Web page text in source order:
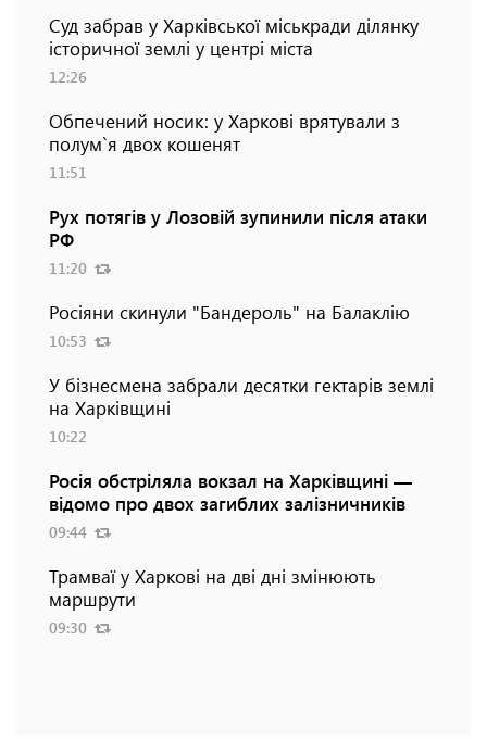
Суд забрав у Харківської міськради ділянку
історичної землі у центрі міста
12:26
Обпечений носик: у Харкові врятували з
полум`я двох кошенят
11:51
Рух потягів у Лозовій зупинили після атаки
РФ
11:20
Росіяни скинули "Бандероль" на Балаклію
10:53
У бізнесмена забрали десятки гектарів землі
на Харківщині
10:22
Росія обстріляла вокзал на Харківщині —
відомо про двох загиблих залізничників
09:44
Трамваї у Харкові на дві дні змінюють
маршрути
09:30